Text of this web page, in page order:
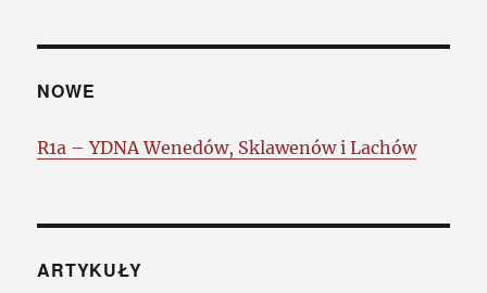
NOWE
R1a – YDNA Wenedów, Sklawenów i Lachów
ARTYKUŁY